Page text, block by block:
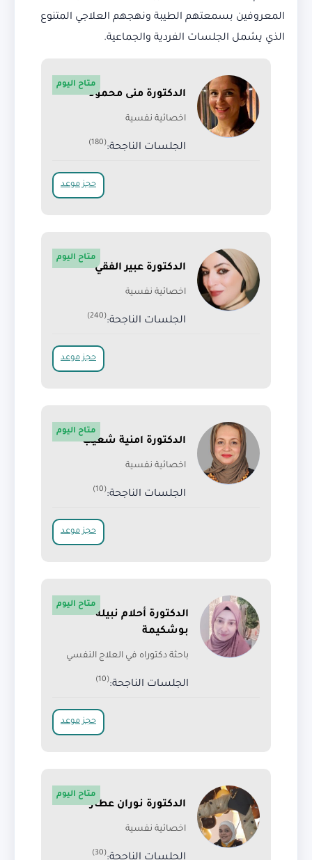
المعروفين بسمعتهم الطيبة ونهجهم العلاجي المتنوع
الذي يشمل الجلسات الفردية والجماعية.
الدكتورة منى محمود
اخصائية نفسية
الجلسات الناجحة:(180)
متاح اليوم
حجز موعد
الدكتورة عبير الفقي
اخصائية نفسية
الجلسات الناجحة:(240)
متاح اليوم
حجز موعد
الدكتورة امنية شعيب
اخصائية نفسية
الجلسات الناجحة:(10)
متاح اليوم
حجز موعد
الدكتورة أحلام نبيلة
بوشكيمة
باحثة دكتوراه في العلاج النفسي
الجلسات الناجحة:(10)
متاح اليوم
حجز موعد
الدكتورة نوران عطار
اخصائية نفسية
(30)
متاح اليوم